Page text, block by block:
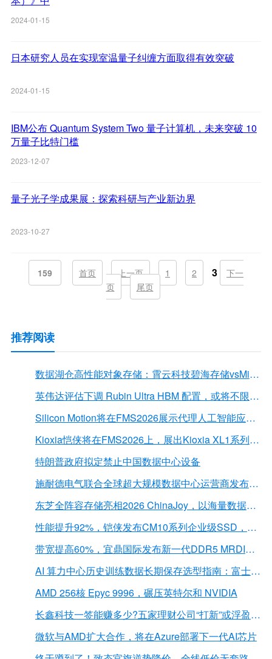
2024-01-15
日本研究人员在实现室温量子纠缠方面取得有效突破
2024-01-15
IBM公布 Quantum System Two 量子计算机，未来突破 10
万量子比特门槛
2023-12-07
量子光子学成果展：探索科研与产业新边界
2023-10-27
159 首页 上一页 1 2 3
下一
页
尾页
推荐阅读
数据湖仓高性能对象存储：霄云科技碧海存储vsMinIO
英伟达评估下调 Rubin Ultra HBM 配置，或将不限于12Hi HBM4E
Silicon Motion将在FMS2026展示代理人工智能应用的下一代存储解决方案
Kioxia恺侠将在FMS2026上，展出Kioxia XL1系列内存扩展模块
特朗普政府拟定禁止中国数据中心设备
施耐德电气联合全球超大规模数据中心运营商发布弧闪风险评估报告
东芝全阵容存储亮相2026 ChinaJoy，以海量数据底座赋能“与AI同游”新体验
性能提升92%，铠侠发布CM10系列企业级SSD，首载PCIe 6.0接口
带宽提高60%，宜鼎国际发布新一代DDR5 MRDIMM 内存
AI 算力中心历史训练数据长期保存选型指南：富士胶片 LTO 磁带解决方案深度解析
AMD 256核 Epyc 9996，碾压英特尔和 NVIDIA
长鑫科技一签能赚多少?五家理财公司“打新”或浮盈近2亿元
微软与AMD扩大合作，将在Azure部署下一代AI芯片